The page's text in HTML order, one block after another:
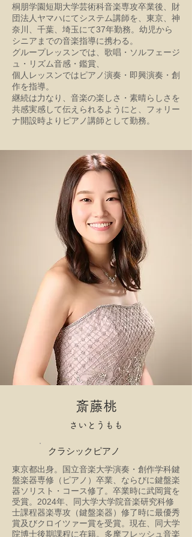
桐朋学園短期大学芸術科音楽専攻卒業後、財
団法人ヤマハにてシステム講師を、東京、神
奈川、千葉、埼玉にて37年勤務。幼児から
シニアまでの音楽指導に携わる。
グループレッスンでは、歌唱・ソルフェージ
ュ・リズム音感・鑑賞、
個人レッスンではピアノ演奏・即興演奏・創
作を指導。
継続は力なり、音楽の楽しさ・素晴らしさを
共感実感して伝えられるようにと、フォリー
ナ開設時よりピアノ講師として勤務。
斎藤桃
さいとうもも
クラシックピアノ
東京都出身。国立音楽大学演奏・創作学科鍵
盤楽器専修（ピアノ）卒業、ならびに鍵盤楽
器ソリスト・コース修了。卒業時に武岡賞を
受賞。2024年、同大学大学院音楽研究科修
士課程器楽専攻（鍵盤楽器）修了時に最優秀
賞及びクロイツァー賞を受賞。現在、同大学
院博士後期課程に在籍。多摩フレッシュ音楽